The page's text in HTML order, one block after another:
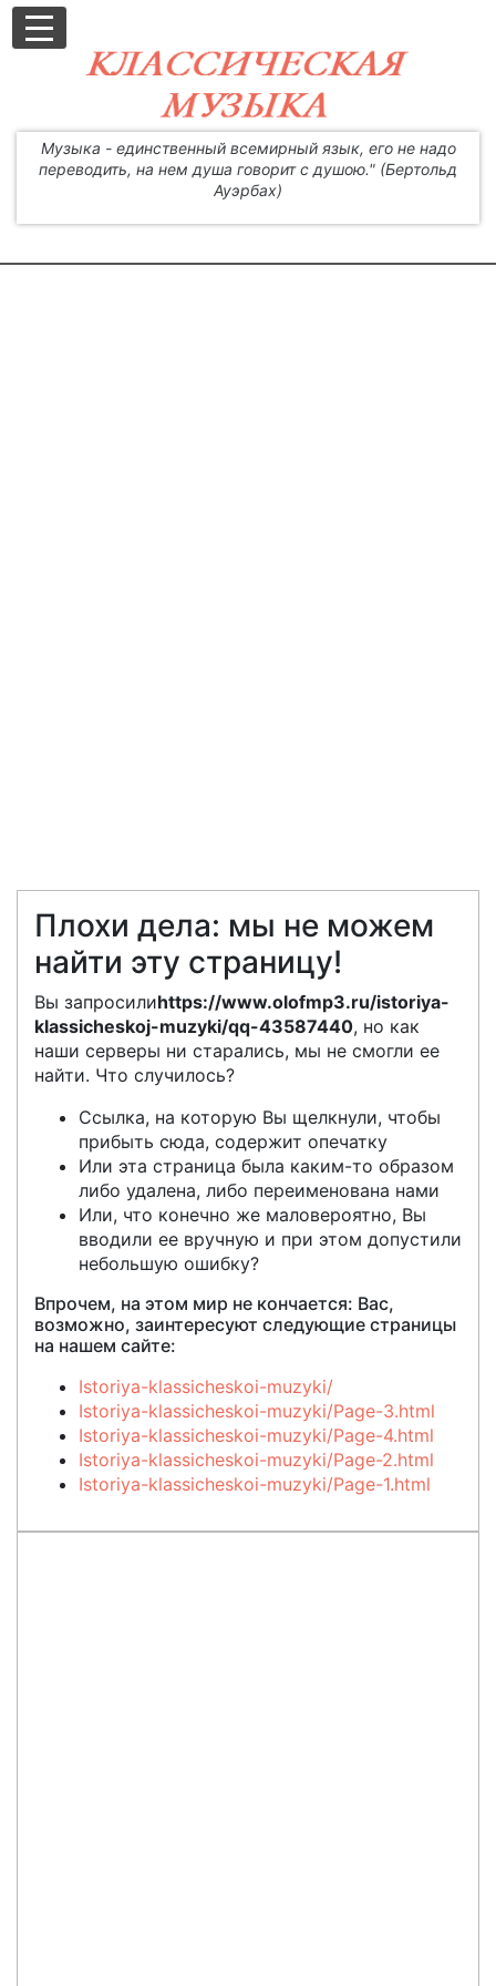
Музыка - единственный всемирный язык, его не надо
переводить, на нем душа говорит с душою." (Бертольд
Ауэрбах)
Плохи дела: мы не можем
найти эту страницу!
Вы запросилиhttps://www.olofmp3.ru/istoriya-
klassicheskoj-muzyki/qq-43587440, но как
наши серверы ни старались, мы не смогли ее
найти. Что случилось?
Ссылка, на которую Вы щелкнули, чтобы
прибыть сюда, содержит опечатку
Или эта страница была каким-то образом
либо удалена, либо переименована нами
Или, что конечно же маловероятно, Вы
вводили ее вручную и при этом допустили
небольшую ошибку?
Впрочем, на этом мир не кончается: Вас,
возможно, заинтересуют следующие страницы
на нашем сайте:
Istoriya-klassicheskoi-muzyki/
Istoriya-klassicheskoi-muzyki/Page-3.html
Istoriya-klassicheskoi-muzyki/Page-4.html
Istoriya-klassicheskoi-muzyki/Page-2.html
Istoriya-klassicheskoi-muzyki/Page-1.html